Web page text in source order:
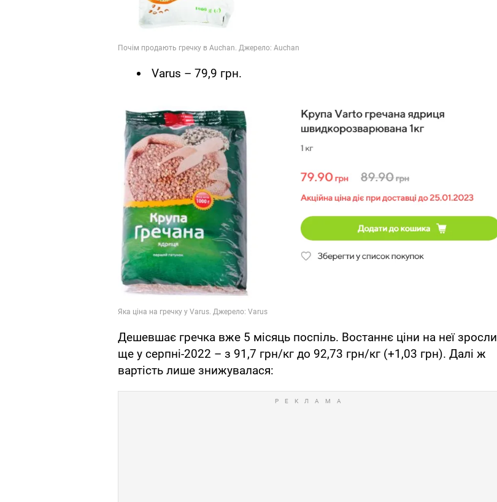
Varus – 79,9 грн.
Дешевшає гречка вже 5 місяць поспіль. Востаннє ціни на неї зросли
ще у серпні-2022 – з 91,7 грн/кг до 92,73 грн/кг (+1,03 грн). Далі ж
вартість лише знижувалася: